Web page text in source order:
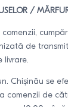
/
de
livrare.
Chișinău se
comenzii de